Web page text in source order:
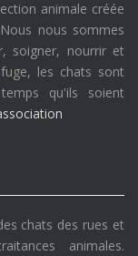
animale créée
nous sommes
soigner, nourrir et
les chats sont
qu'ils soient
chats des rues et
animales.